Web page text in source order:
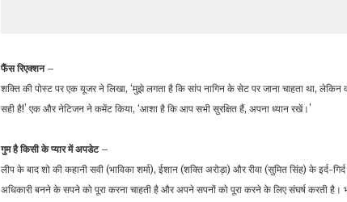
फैंस रिएक्शन –
शक्ति की पोस्ट पर एक यूजर ने लिखा, ‘मुझे लगता है कि सांप नागिन के सेट पर जाना चाहता था,
सही है!’ एक और नेटिजन ने कमेंट किया, ‘आशा है कि आप सभी सुरक्षित हैं, अपना ध्यान रखें।’
गुम है किसी के प्यार में अपडेट –
लीप के बाद शो की कहानी सवी (भाविका शर्मा), ईशान (शक्ति अरोड़ा) और रीवा (सुमित सिंह) के इर्द-
अधिकारी बनने के सपने को पूरा करना चाहती है और अपने सपनों को पूरा करने के लिए संघर्ष करती है।